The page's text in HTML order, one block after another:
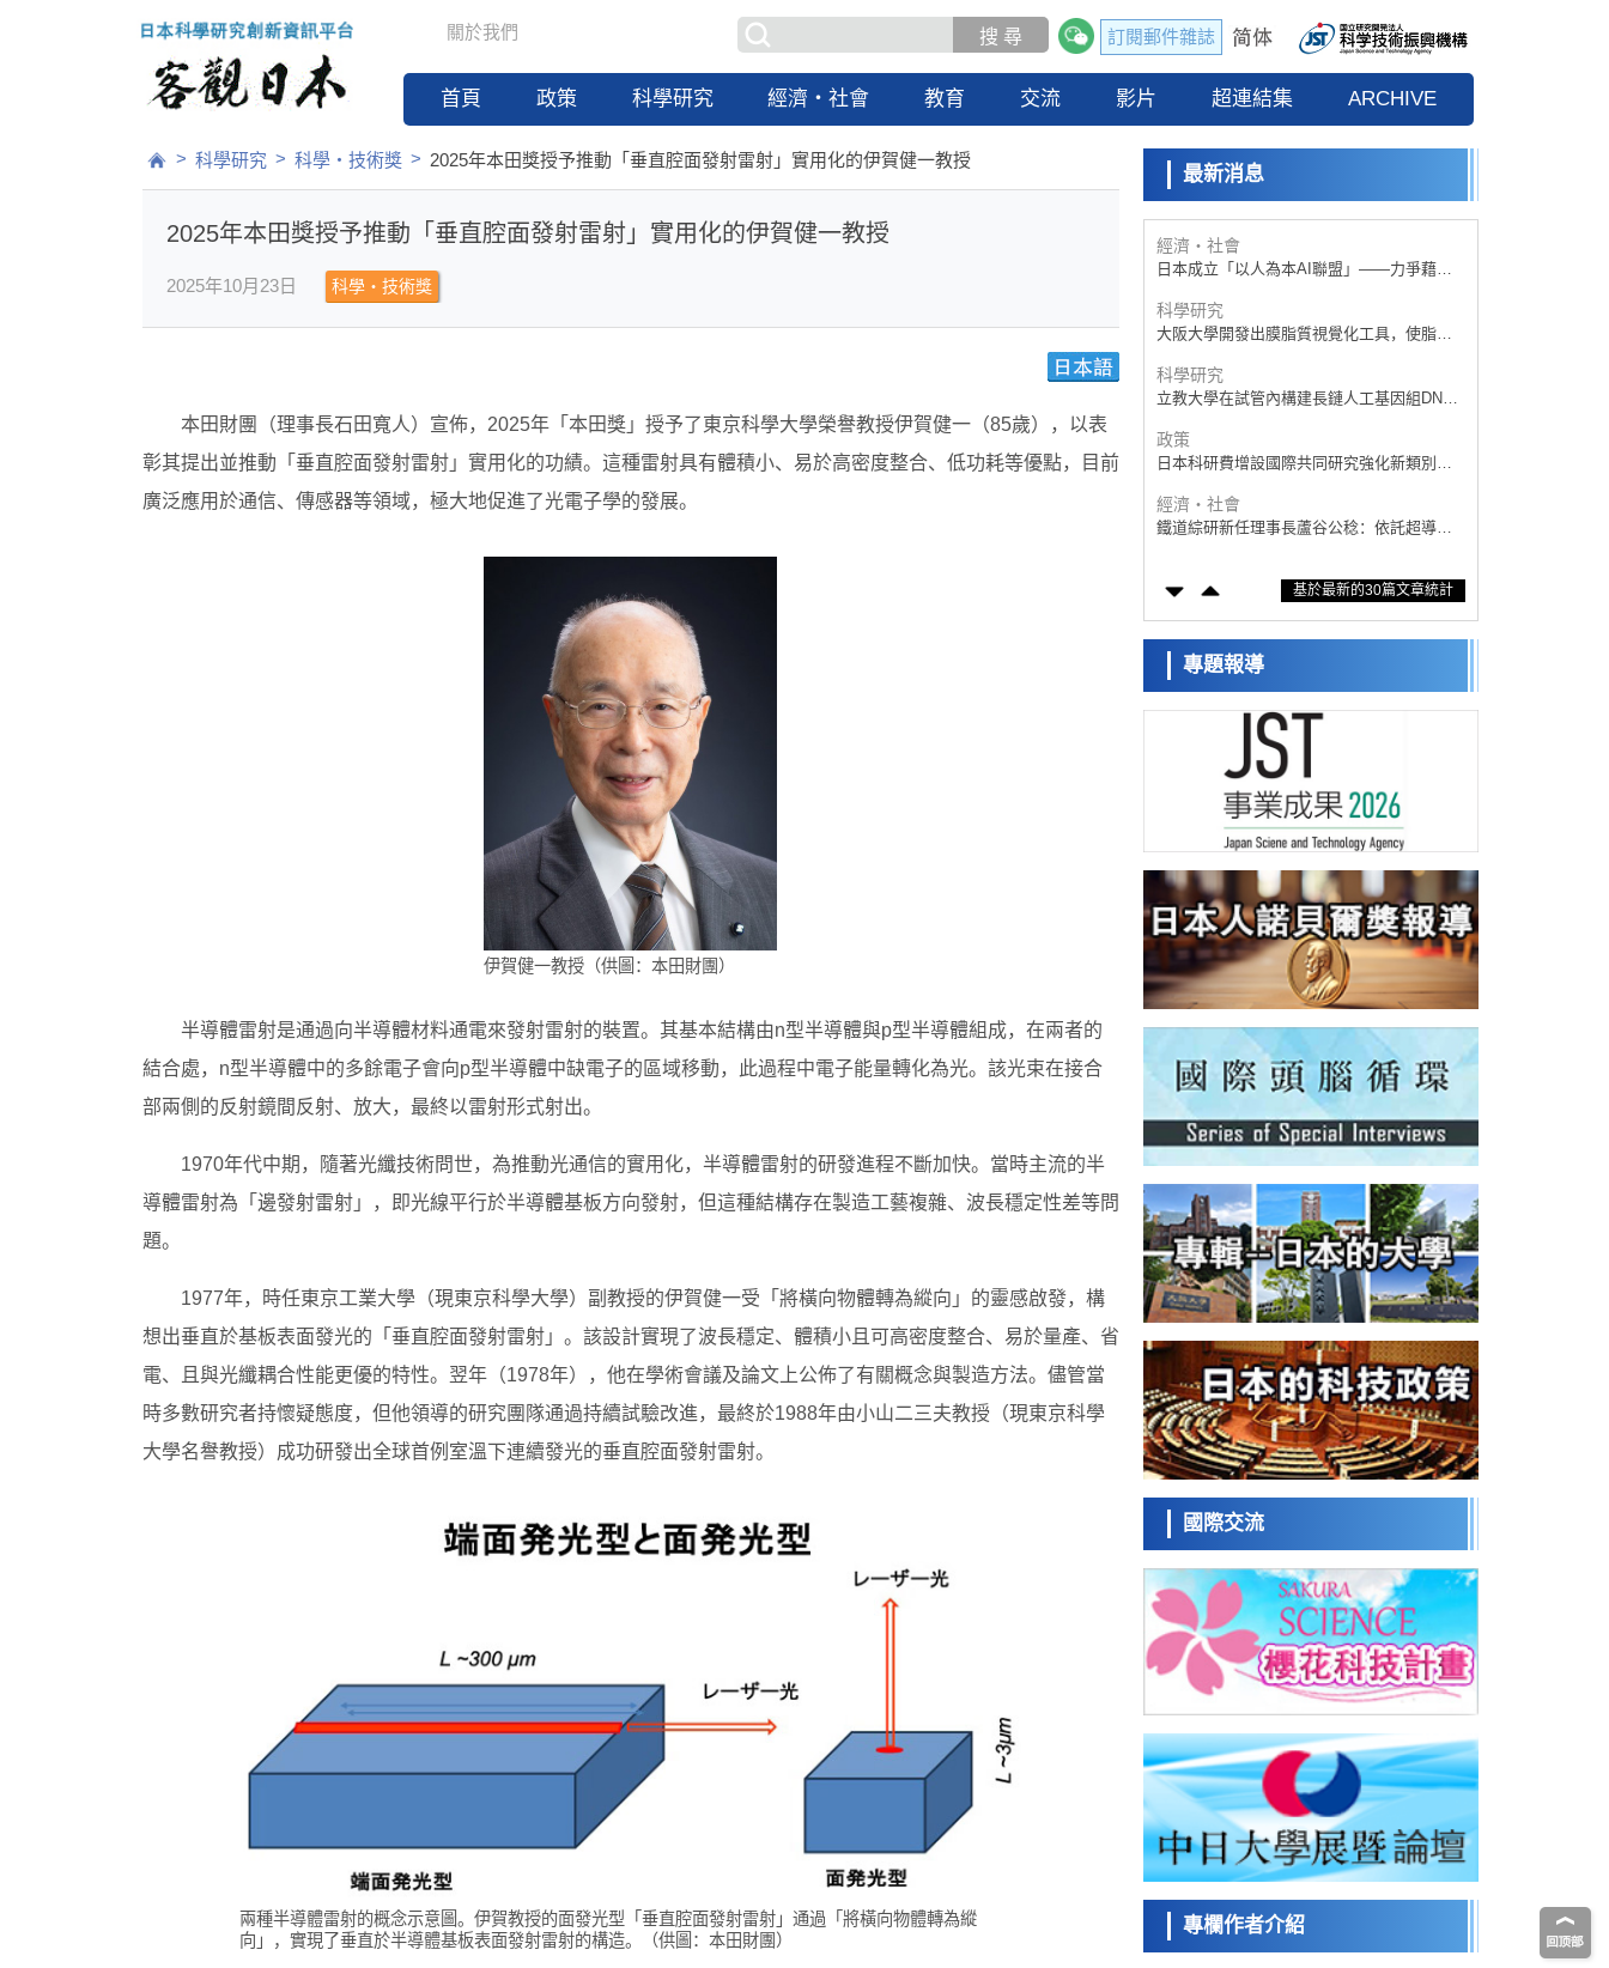
關於我們
首頁 政策 科學研究 經濟・社會 教育 交流 影片 超連結集 ARCHIVE
訂閱郵件雜誌
> 科學研究 > 科學・技術獎 > 2025年本田獎授予推動「垂直腔面發射雷射」實用化的伊賀健一教授
2025年本田獎授予推動「垂直腔面發射雷射」實用化的伊賀健一教授
2025年10月23日 科學・技術獎
本田財團（理事長石田寬人）宣佈，2025年「本田獎」授予了東京科學大學榮譽教授伊賀健一（85歲），以表
彰其提出並推動「垂直腔面發射雷射」實用化的功績。這種雷射具有體積小、易於高密度整合、低功耗等優點，目前
廣泛應用於通信、傳感器等領域，極大地促進了光電子學的發展。
伊賀健一教授（供圖：本田財團）
半導體雷射是通過向半導體材料通電來發射雷射的裝置。其基本結構由n型半導體與p型半導體組成，在兩者的
結合處，n型半導體中的多餘電子會向p型半導體中缺電子的區域移動，此過程中電子能量轉化為光。該光束在接合
部兩側的反射鏡間反射、放大，最終以雷射形式射出。
1970年代中期，隨著光纖技術問世，為推動光通信的實用化，半導體雷射的研發進程不斷加快。當時主流的半
導體雷射為「邊發射雷射」，即光線平行於半導體基板方向發射，但這種結構存在製造工藝複雜、波長穩定性差等問
題。
1977年，時任東京工業大學（現東京科學大學）副教授的伊賀健一受「將橫向物體轉為縱向」的靈感啟發，構
想出垂直於基板表面發光的「垂直腔面發射雷射」。該設計實現了波長穩定、體積小且可高密度整合、易於量產、省
電、且與光纖耦合性能更優的特性。翌年（1978年），他在學術會議及論文上公佈了有關概念與製造方法。儘管當
時多數研究者持懷疑態度，但他領導的研究團隊通過持續試驗改進，最終於1988年由小山二三夫教授（現東京科學
大學名譽教授）成功研發出全球首例室溫下連續發光的垂直腔面發射雷射。
兩種半導體雷射的概念示意圖。伊賀教授的面發光型「垂直腔面發射雷射」通過「將橫向物體轉為縱
向」，實現了垂直於半導體基板表面發射雷射的構造。（供圖：本田財團）
最新消息
政策
日本科研費增設國際共同研究強化新類別，
促進青年研究人員赴海外開展研究
可應用於量子電腦
科學研究
開發出300億年僅誤差1秒的光晶格鐘，構建
網路將其打造為次世代社會基礎設施
經濟・社會
日本成立「以人為本AI聯盟」——力爭藉助
研發
科學研究
大阪大學開發出膜脂質視覺化工具，使脂質
科學研究
立教大學在試管內構建長鏈人工基因組DNA
工細胞
政策
日本科研費增設國際共同研究強化新類別，
經濟・社會
鐵道綜研新任理事長蘆谷公稔：依託超導和
東京大學通過葉綠體基因組編輯技術強化碳
藤田醫科大學等成功鑑定出非結核分枝桿菌
生存的必需基因，首次揭示該基因的必要性
經濟・社會
【AI法下篇】如何應對AI的不可控性——中
央大學平野晉教授專訪
日本學術會議：為保持土壤健康應採取哪些
措施？探討土壤保護與強化的具體對策
大阪大學開發基於水氫鍵網路的溫度預測新
方法，AI從分子排列資訊中高精度解讀
經濟・社會
【AI法上篇】如何對「將人生交給AI」保持
危機感——中央大學平野晉教授專訪
科學研究
慶應義塾大學闡明腦內「游擊手」小膠質細
胞包裹保護受損神經細胞的機制，有望用於
開發阿茲海默症等疾病療法
日本東北大學與橫濱橡膠全球首次從奈米尺
度揭示橡膠—黃銅黏接界面劣化抑制機制，
為提升輪胎安全性與耐久性的材料設計開闢
科學研究
近畿大學等發現植物染料「日本茜」的紅色
成分可抑制老化與炎症，有望成為新型功能
性材料
科學研究
法，利用超小型GAD67啟動子抑制發作
科學研究
九州大學揭示夜間眼壓升高機制：兩種激素
波動疊加所致
科學研究
東京都產技研採用新手法開發出可穩定工作
至300℃的介電材料，已驗證電容器可在汽車
發動機等高溫環境下工作
經濟・社會
日本生成式AI使用者佔比一年內翻倍，但與
中美德仍有較大差距
政策
日本修訂首都直下型地震緊急對策：目標為
死亡人數至少減半，重點強化火災防控
科學研究
福井大學發現細胞記憶過往並抑制反應的機
制，闡明即便DNA相同反應迥異之謎
科學研究
安全性，在轉移性尿路上皮癌患者中開展臨
床試驗
政策
日本發布《令和8年版科學技術與創新白皮
書》，解讀第七期基本計畫首年度政策方向
科學研究
東京大學發現可誘導細胞死亡的新型信使物
質
科學研究
東京都健康長壽醫療中心跨器官揭示衰老過
程中的糖鏈變化
科學研究
產總研無需石油利用松脂製備石墨前驅體，
可作為電池電極材料
科學研究
東京大學和海上保安廳等發現南海海槽沿線
政策
日本第2次醫療研究開發調整費，根據一線實
基於最新的30篇文章統計
專題報導
國際交流
專欄作者介紹
日本科學未
來館 科學交
流員
小岩井忠道 瀧川 進